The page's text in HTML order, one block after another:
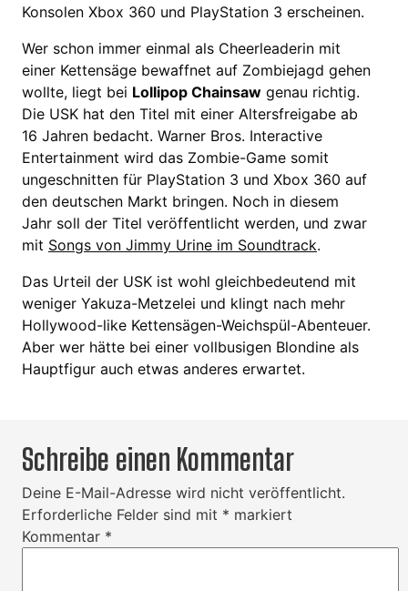
Konsolen Xbox 360 und PlayStation 3 erscheinen.
Wer schon immer einmal als Cheerleaderin mit
einer Kettensäge bewaffnet auf Zombiejagd gehen
wollte, liegt bei Lollipop Chainsaw genau richtig.
Die USK hat den Titel mit einer Altersfreigabe ab
16 Jahren bedacht. Warner Bros. Interactive
Entertainment wird das Zombie-Game somit
ungeschnitten für PlayStation 3 und Xbox 360 auf
den deutschen Markt bringen. Noch in diesem
Jahr soll der Titel veröffentlicht werden, und zwar
mit Songs von Jimmy Urine im Soundtrack.
Das Urteil der USK ist wohl gleichbedeutend mit
weniger Yakuza-Metzelei und klingt nach mehr
Hollywood-like Kettensägen-Weichspül-Abenteuer.
Aber wer hätte bei einer vollbusigen Blondine als
Hauptfigur auch etwas anderes erwartet.
Schreibe einen Kommentar
Deine E-Mail-Adresse wird nicht veröffentlicht.
Erforderliche Felder sind mit * markiert
Kommentar *